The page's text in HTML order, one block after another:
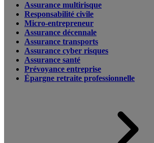
Assurance multirisque
Responsabilité civile
Micro-entrepreneur
Assurance décennale
Assurance transports
Assurance cyber risques
Assurance santé
Prévoyance entreprise
Épargne retraite professionnelle